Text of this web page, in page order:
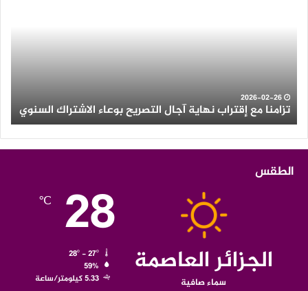
السنوي
2026-02-26
تزامنا مع إقتراب نهاية آجال التصريح بوعاء الاشتراك السنوي
الطقس
الجزائر العاصمة
سماء صافية
28
℃
59%
5.33 كيلومتر/ساعة